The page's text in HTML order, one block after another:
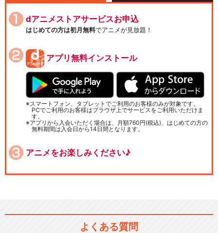
dアニメストアサービスお申込
はじめての方は初月無料でアニメが見放題！
アプリ無料インストール
スマートフォン、タブレットでご利用のお客様のみが対象です。
PCでご利用のお客様はブラウザ上でサービスをご利用いただけま
す。
アプリから入会いただく場合は、月額760円(税込)、はじめての方の
無料期間は入会日から14日間となります。
アニメをお楽しみください♪
よくある質問